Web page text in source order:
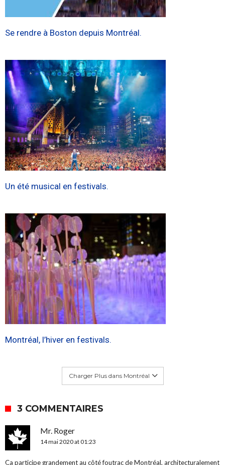
Se rendre à Boston depuis Montréal.
Un été musical en festivals.
Montréal, l’hiver en festivals.
Charger Plus dans Montréal
3 COMMENTAIRES
Mr. Roger
14 mai 2020 at 01:23
Ça participe grandement au côté foutrac de Montréal, architecturalement